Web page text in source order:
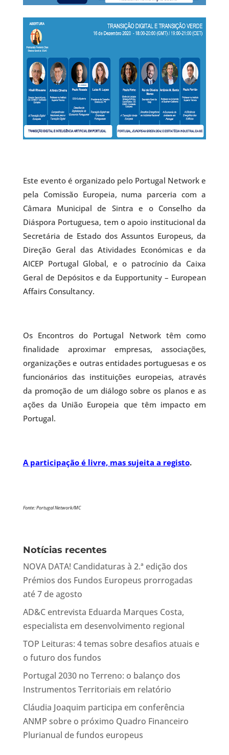
Este evento é organizado pelo Portugal Network e
pela Comissão Europeia, numa parceria com a
Câmara Municipal de Sintra e o Conselho da
Diáspora Portuguesa, tem o apoio institucional da
Secretária de Estado dos Assuntos Europeus, da
Direção Geral das Atividades Económicas e da
AICEP Portugal Global, e o patrocínio da Caixa
Geral de Depósitos e da Eupportunity – European
Affairs Consultancy.
Os Encontros do Portugal Network têm como
finalidade aproximar empresas, associações,
organizações e outras entidades portuguesas e os
funcionários das instituições europeias, através
da promoção de um diálogo sobre os planos e as
ações da União Europeia que têm impacto em
Portugal.
A participação é livre, mas sujeita a registo.
Fonte: Portugal Network/MC
Notícias recentes
NOVA DATA! Candidaturas à 2.ª edição dos
Prémios dos Fundos Europeus prorrogadas
até 7 de agosto
AD&C entrevista Eduarda Marques Costa,
especialista em desenvolvimento regional
TOP Leituras: 4 temas sobre desafios atuais e
o futuro dos fundos
Portugal 2030 no Terreno: o balanço dos
Instrumentos Territoriais em relatório
Cláudia Joaquim participa em conferência
ANMP sobre o próximo Quadro Financeiro
Plurianual de fundos europeus